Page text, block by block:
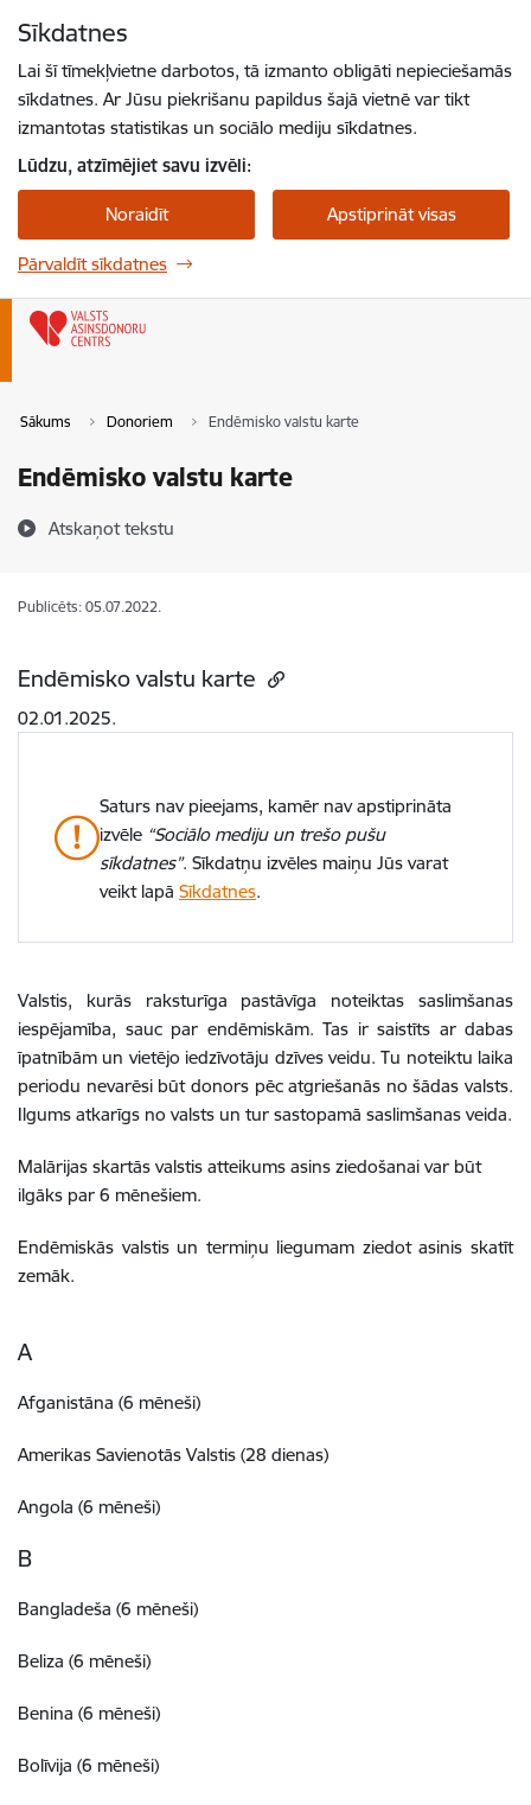
Sīkdatnes
Lai šī tīmekļvietne darbotos, tā izmanto obligāti nepieciešamās
sīkdatnes. Ar Jūsu piekrišanu papildus šajā vietnē var tikt
izmantotas statistikas un sociālo mediju sīkdatnes.
Lūdzu, atzīmējiet savu izvēli:
Noraidīt Apstiprināt visas
Pārvaldīt sīkdatnes
Sākums Donoriem Endēmisko valstu karte
Endēmisko valstu karte
Atskaņot tekstu
Publicēts: 05.07.2022.
Endēmisko valstu karte
02.01.2025.
Saturs nav pieejams, kamēr nav apstiprināta
izvēle “Sociālo mediju un trešo pušu
sīkdatnes”. Sīkdatņu izvēles maiņu Jūs varat
veikt lapā Sīkdatnes.
Valstis, kurās raksturīga pastāvīga noteiktas saslimšanas
iespējamība, sauc par endēmiskām. Tas ir saistīts ar dabas
īpatnībām un vietējo iedzīvotāju dzīves veidu. Tu noteiktu laika
periodu nevarēsi būt donors pēc atgriešanās no šādas valsts.
Ilgums atkarīgs no valsts un tur sastopamā saslimšanas veida.
Malārijas skartās valstis atteikums asins ziedošanai var būt
ilgāks par 6 mēnešiem.
Endēmiskās valstis un termiņu liegumam ziedot asinis skatīt
zemāk.
A
Afganistāna (6 mēneši)
Amerikas Savienotās Valstis (28 dienas)
Angola (6 mēneši)
B
Bangladeša (6 mēneši)
Beliza (6 mēneši)
Benina (6 mēneši)
Bolīvija (6 mēneši)